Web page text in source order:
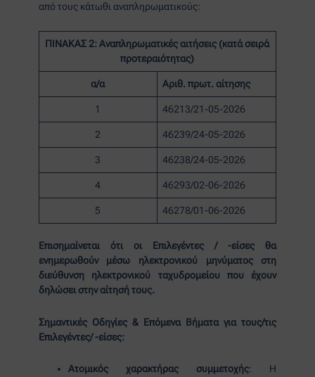
από τους κάτωθι αναπληρωματικούς:
ΠΙΝΑΚΑΣ 2: Αναπληρωματικές αιτήσεις (κατά σειρά
προτεραιότητας)
α/α Αριθ. πρωτ. αίτησης
1 46213/21-05-2026
2 46239/24-05-2026
3 46238/24-05-2026
4 46293/02-06-2026
5 46278/01-06-2026
Επισημαίνεται ότι οι Επιλεγέντες / -είσες θα
ενημερωθούν μέσω ηλεκτρονικού μηνύματος στη
διεύθυνση ηλεκτρονικού ταχυδρομείου που έχουν
δηλώσει στην αίτησή τους.
Σημαντικές Οδηγίες & Επόμενα Βήματα για τους/τις
Επιλεγέντες/ -είσες:
Ατομικός χαρακτήρας συμμετοχής: Η